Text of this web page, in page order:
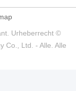
Urheberrecht ©
Co., Ltd. - Alle. Alle